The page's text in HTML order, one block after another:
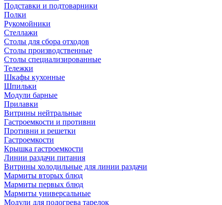
Подставки и подтоварники
Полки
Рукомойники
Стеллажи
Столы для сбора отходов
Столы производственные
Столы специализированные
Тележки
Шкафы кухонные
Шпильки
Модули барные
Прилавки
Витрины нейтральные
Гастроемкости и противни
Противни и решетки
Гастроемкости
Крышка гастроемкости
Линии раздачи питания
Витрины холодильные для линии раздачи
Мармиты вторых блюд
Мармиты первых блюд
Мармиты универсальные
Модули для подогрева тарелок